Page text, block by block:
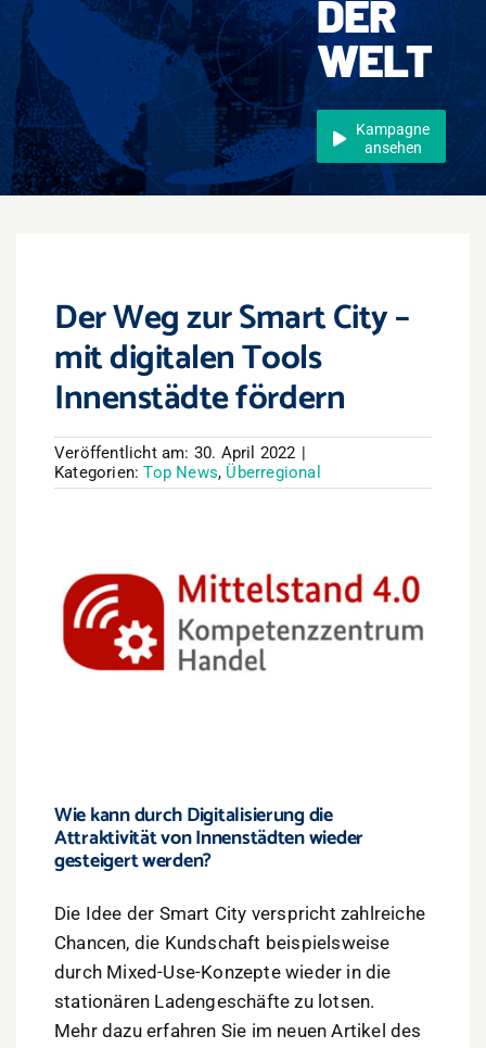
Events
Überregional
Jobs
Newsletter
DER
WELT
Kampagne
ansehen
Der Weg zur Smart City –
mit digitalen Tools
Innenstädte fördern
Veröffentlicht am: 30. April 2022 |
Kategorien:Top News, Überregional
Wie kann durch Digitalisierung die
Attraktivität von Innenstädten wieder
gesteigert werden?
Die Idee der Smart City verspricht zahlreiche
Chancen, die Kundschaft beispielsweise
durch Mixed-Use-Konzepte wieder in die
stationären Ladengeschäfte zu lotsen.
Mehr dazu erfahren Sie im neuen Artikel des